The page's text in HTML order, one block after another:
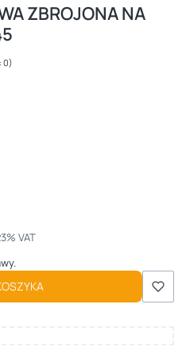
ZBROJONA NA
0)
VAT
VAT